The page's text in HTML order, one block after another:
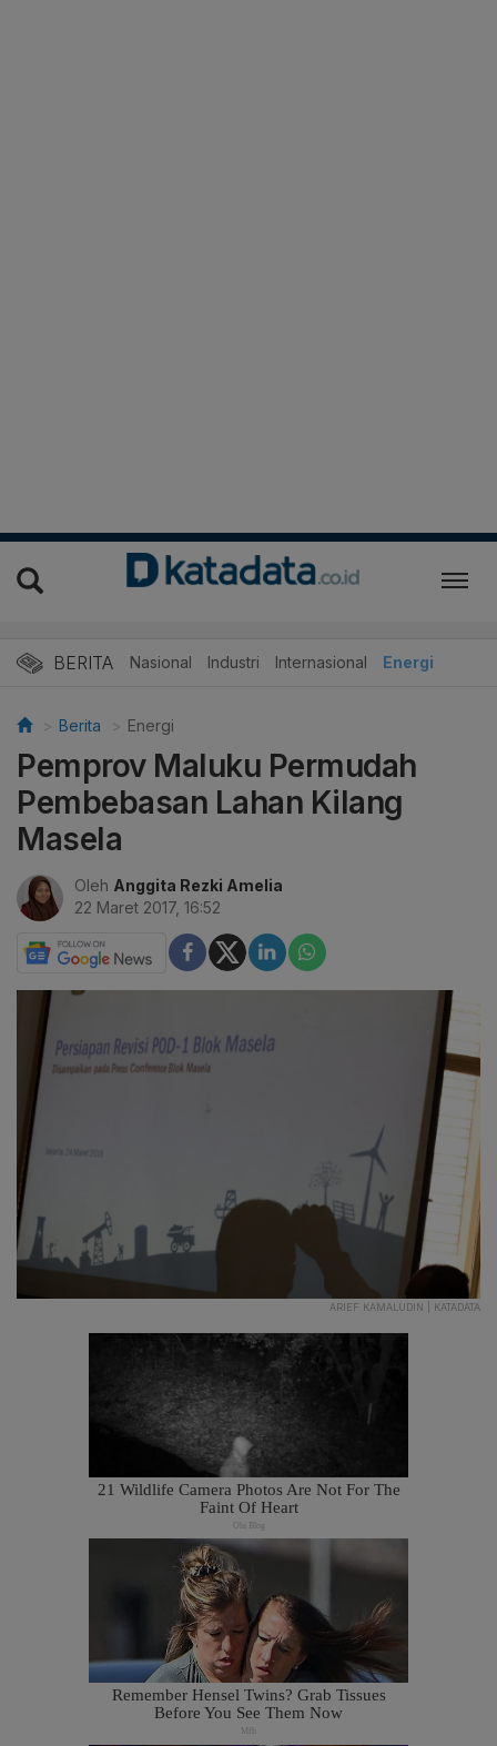
BERITA Nasional Industri Internasional Energi
Berita Energi
Pemprov Maluku Permudah
Pembebasan Lahan Kilang
Masela
Oleh Anggita Rezki Amelia
22 Maret 2017, 16:52
ARIEF KAMALUDIN | KATADATA